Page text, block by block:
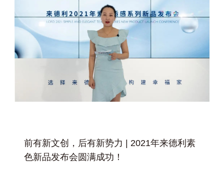
前有新文创，后有新势力 | 2021年来德利素
色新品发布会圆满成功！